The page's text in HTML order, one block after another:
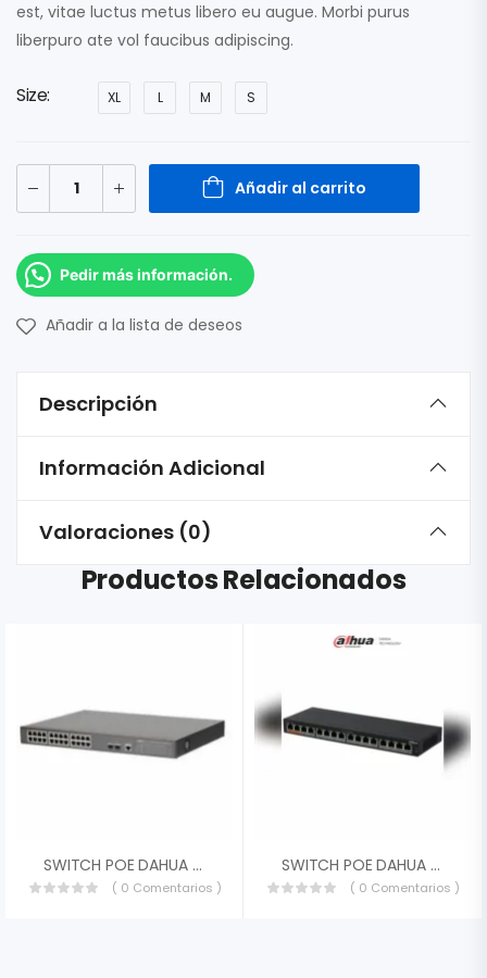
est, vitae luctus metus libero eu augue. Morbi purus
liberpuro ate vol faucibus adipiscing.
Size XL L M S
Añadir al carrito
Pedir más información.
Añadir a la lista de deseos
Descripción
Información Adicional
Valoraciones (0)
Productos Relacionados
SWITCH POE DAHUA DH-PFS4226-24GT-240 24 PUERTOS POE GIGABIT 802.3AF/AT 2X SFP ADMINISTRABLE CAPA 2 240W TOTALES POE HI-POE 60W DH-PFS4226-24GT-240
( 0 Comentarios )
SWITCH POE DAHUA DH-PFS3016-16GT-190 GIGABIT DE 16 PUERTOS POE GIGABIT 190 WATTS TOTALES LOS 2 PUERTOS SOPORTAN HI-POE ESTANDAR SWITCHING 32 GBPS DH-PFS3016-16GT-190
( 0 Comentarios )